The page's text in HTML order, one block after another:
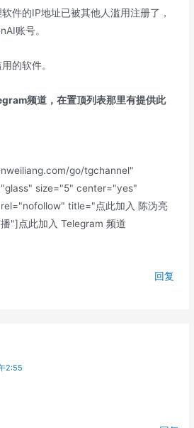
件的IP地址已被其他人滥用注册了，
账号。
的软件。
频道，在置顶列表那里有提供此
go/tgchannel"
size="5" center="yes"
title="点此加入 陈沩亮
"]点此加入 Telegram 频道
回复
2:55